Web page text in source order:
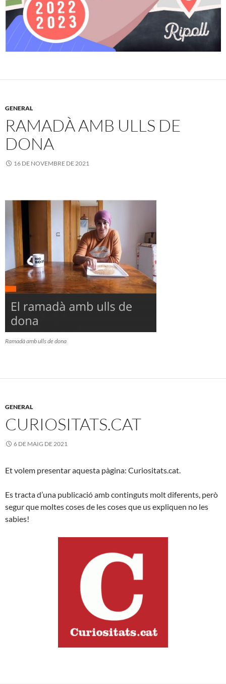
GENERAL
RAMADÀ AMB ULLS DE
DONA
16 DE NOVEMBRE DE 2021
Ramadà amb ulls de dona
GENERAL
CURIOSITATS.CAT
6 DE MAIG DE 2021
Et volem presentar aquesta pàgina: Curiositats.cat.
Es tracta d’una publicació amb continguts molt diferents, però
segur que moltes coses de les coses que us expliquen no les
sabies!